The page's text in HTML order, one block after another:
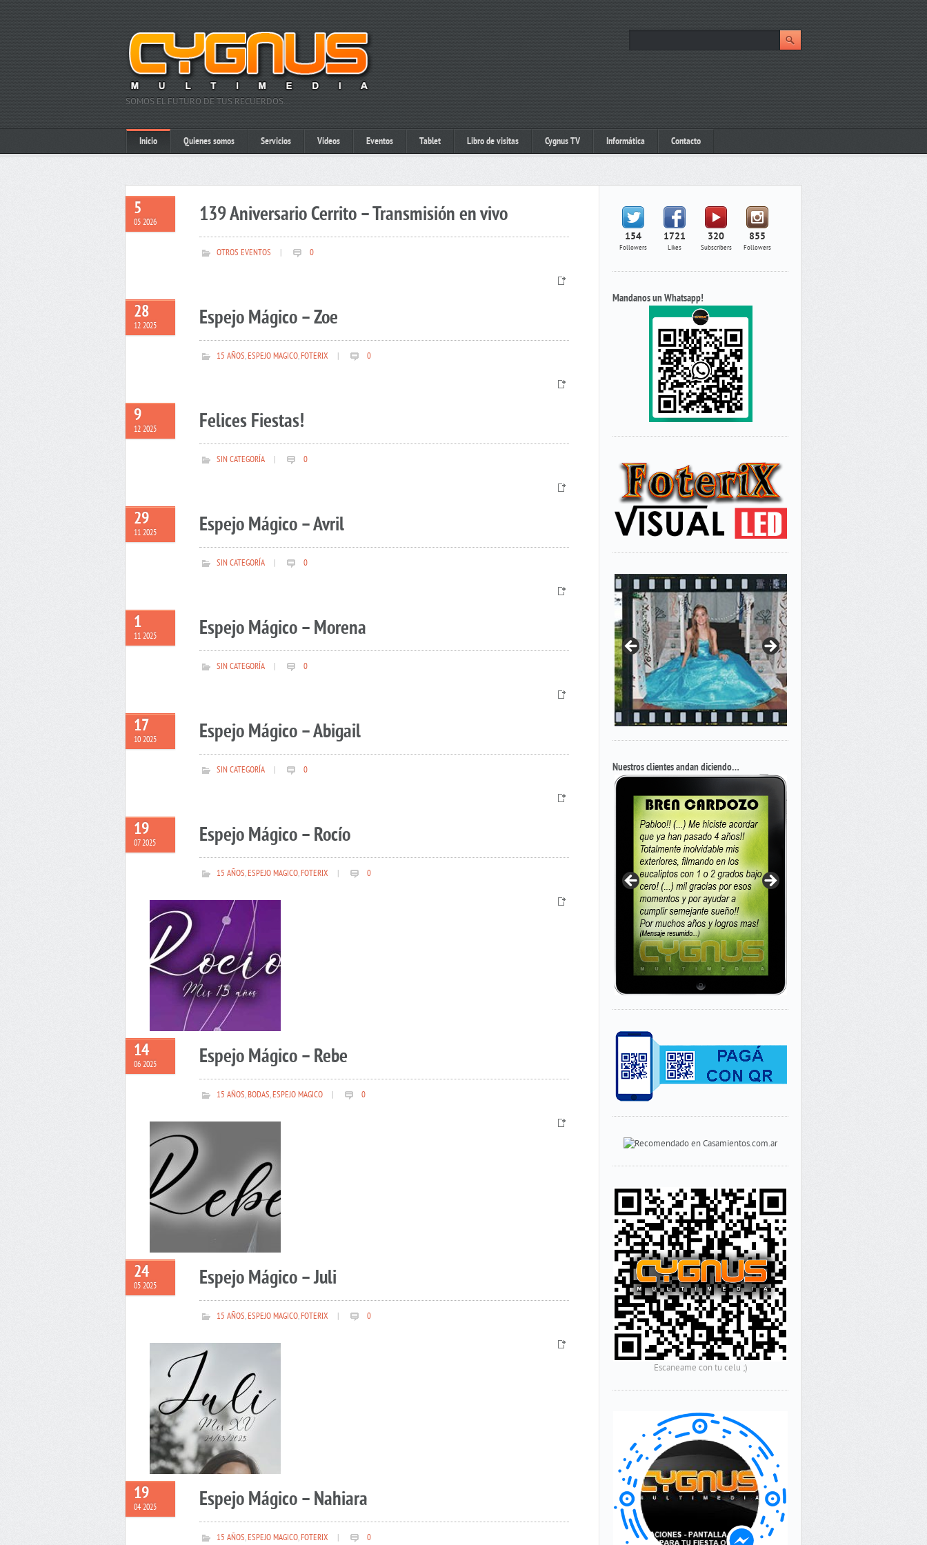
SOMOS EL FUTURO DE TUS RECUERDOS…
Inicio Quienes somos Servicios Videos Eventos Tablet Libro de visitas Cygnus TV Informática Contacto
5
05 2026 139 Aniversario Cerrito – Transmisión en vivo
OTROS EVENTOS 0
28
12 2025 Espejo Mágico – Zoe
15 AÑOS,ESPEJO MAGICO,FOTERIX 0
9
12 2025 Felices Fiestas!
SIN CATEGORÍA 0
29
11 2025 Espejo Mágico – Avril
SIN CATEGORÍA 0
1
11 2025 Espejo Mágico – Morena
SIN CATEGORÍA 0
17
10 2025 Espejo Mágico – Abigail
SIN CATEGORÍA 0
19
07 2025 Espejo Mágico – Rocío
15 AÑOS,ESPEJO MAGICO,FOTERIX 0
14
06 2025 Espejo Mágico – Rebe
15 AÑOS,BODAS,ESPEJO MAGICO 0
24
05 2025 Espejo Mágico – Juli
15 AÑOS,ESPEJO MAGICO,FOTERIX 0
19
04 2025 Espejo Mágico – Nahiara
15 AÑOS,ESPEJO MAGICO,FOTERIX 0
154
Followers
1721
Likes
320
Subscribers
855
Followers
Mandanos un Whatsapp!
Nuestros clientes andan diciendo…
Escaneame con tu celu ;)